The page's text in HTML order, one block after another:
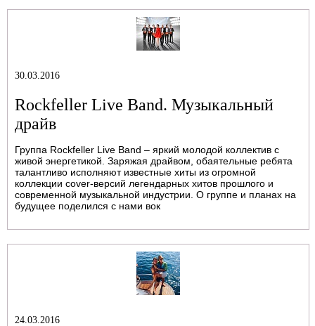
30.03.2016
Rockfeller Live Band. Музыкальный
драйв
Группа Rockfeller Live Band – яркий молодой коллектив с
живой энергетикой. Заряжая драйвом, обаятельные ребята
талантливо исполняют известные хиты из огромной
коллекции cover-версий легендарных хитов прошлого и
современной музыкальной индустрии. О группе и планах на
будущее поделился с нами вок
24.03.2016